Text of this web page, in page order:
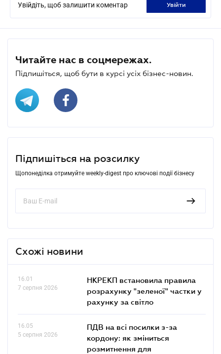
Увійдіть, щоб залишити коментар увійти
Читайте нас в соцмережах.
Підпишіться, щоб бути в курсі усіх бізнес-новин.
Підпишіться на розсилку
Щопонеділка отримуйте weekly-digest про ключові події бізнесу
Схожі новини
16.01
7 серпня 2026
НКРЕКП встановила правила
розрахунку "зеленої" частки у
рахунку за світло
16.05
5 серпня 2026
ПДВ на всі посилки з-за
кордону: як зміниться
розмитнення для